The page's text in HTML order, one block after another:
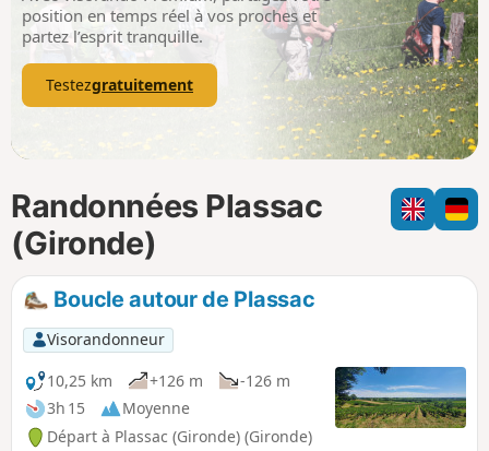
p
position en temps réel à vos proches et
partez l’esprit tranquille.
Testezgratuitement
Randonnées Plassac
(Gironde)
Boucle autour de Plassac
Visorandonneur
10,25 km
+126 m
-126 m
3h 15
Moyenne
Départ à Plassac (Gironde) (Gironde)